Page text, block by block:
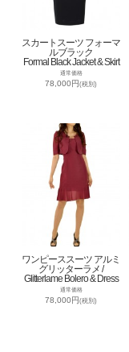
スカートスーツ フォーマ
ルブラック
Formal Black Jacket & Skirt
通常価格
78,000円(税別)
ワンピーススーツ アルミ
グリッターラメ /
Glitterlame Bolero & Dress
通常価格
78,000円(税別)